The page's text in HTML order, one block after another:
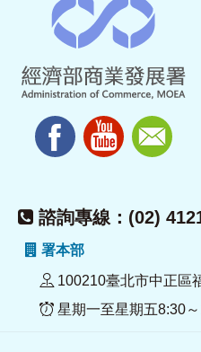
諮詢專線：(02)
署本部
100210臺北市中正區
星期一至星期五8:30